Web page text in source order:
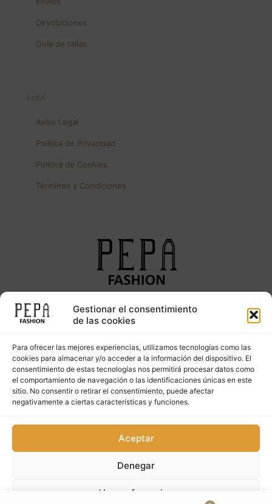
Gestionar el consentimiento
de las cookies
Para ofrecer las mejores experiencias, utilizamos tecnologías como las
cookies para almacenar y/o acceder a la información del dispositivo. El
consentimiento de estas tecnologías nos permitirá procesar datos como
el comportamiento de navegación o las identificaciones únicas en este
sitio. No consentir o retirar el consentimiento, puede afectar
negativamente a ciertas características y funciones.
Aceptar
Denegar
Ver preferencias
Devoluciones
Guía de tallas
Legal
Aviso Legal
Política de Privacidad
Política de Cookies
Términos y Condiciones
Síguenos en nuestras redes sociales
Copyright © 2023. PepaFashion Todos los derechos